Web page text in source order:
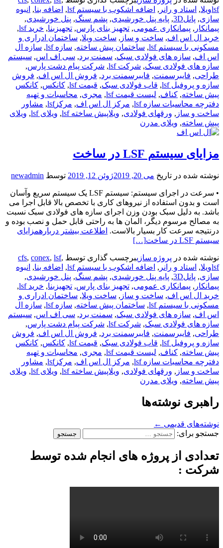
lsfویلا
, استاد و رانر , اضافه اشکوب با سیستم lsf , اضافه بنا, انبوه
سازی, پانل3D , پایه پنل خورشیدی, پشم سنگ, پنل خورشیدی,
پیمانکار , پیمانکاری عمومی, تجهیز بنای پارس, تجهیزبنا, خرید lsf
,
خرید ال اس اف, ساخت و ساز , ساخت ویلا, ساختمان ادراری و
مسکونی با سیستم lsf
, ساختمان پیش ساخته, سازه lsf , سازه ال
اس اف, سازه های فولادی سبک, سمنت برد, سی اف اس, سیستم
سازه های فولادی سبک, شرکت lsf , شرکت پیام دشت پارس,
طراحی, فایبرسمنت, فایبرسمنت برد, فروش ال اس اف, فروش
سازه و پروفیل lsf
, قاب فولادی سبک, قیمت lsf , کانکس, کانکس
پیش ساخته, کناف, لیست قیمت lsf , مجری, محاسبات و تهیه
دفترچه محاسبات سازه lsf
, مرکز ال اس اف, مرکزlsf , مشاور
ساخت و ساز , ورقهای فولادی, ویلاپیش ساخته lsf , ویلای lsf , ویلای
پیش ساخته, ویلای مدرن
مزایای سیستم LSF در ساخت
نوشته شده در تاریخ می 20, 2019 ژوئن 12, 2019 توسط newadmin
• سرعت در اجرای سیستم: سیستم LSF یک سیستم سریع وآسان
است و بدون استفاده از نیروهای کاری با تخصص بالا قابل اجرا می
باشد. به دلیل سبک بودن وزن اجرای سازه های فولادی سبک نسبت
به مصالح مرسوم دیگر، المان ها به راحتی قابل حمل و نصب بوده و
درنتیجه سرعت کار بسیار بالاست. اطلاعت بیشتر دربارهمزایای
سیستم LSF در ساخت
[…]
نوشته شده در پروژه سازیبرچسب گذاری توسط cfs, conex, lsf,
lsfویلا
, استاد و رانر , اضافه اشکوب با سیستم lsf , اضافه بنا, انبوه
سازی, پانل3D , پایه پنل خورشیدی, پشم سنگ, پنل خورشیدی,
پیمانکار , پیمانکاری عمومی, تجهیز بنای پارس, تجهیزبنا, خرید lsf
,
خرید ال اس اف, ساخت و ساز , ساخت ویلا, ساختمان ادراری و
مسکونی با سیستم lsf
, ساختمان پیش ساخته, سازه lsf , سازه ال
اس اف, سازه های فولادی سبک, سمنت برد, سی اف اس, سیستم
سازه های فولادی سبک, شرکت lsf , شرکت پیام دشت پارس,
طراحی, فایبرسمنت, فایبرسمنت برد, فروش ال اس اف, فروش
سازه و پروفیل lsf
, قاب فولادی سبک, قیمت lsf , کانکس, کانکس
پیش ساخته, کناف, لیست قیمت lsf , مجری, محاسبات و تهیه
دفترچه محاسبات سازه lsf
, مرکز ال اس اف, مرکزlsf , مشاور
ساخت و ساز , ورقهای فولادی, ویلاپیش ساخته lsf , ویلای lsf , ویلای
پیش ساخته, ویلای مدرن
راهبری نوشته‌ها
نوشته‌های قدیمی ←
جستجو برای:
تعدادی از پروژه های انجام شده توسط
شرکت :